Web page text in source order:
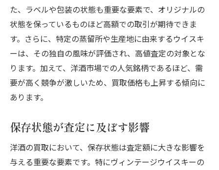
た、ラベルや包装の状態も重要な要素で、オリジナルの
状態を保っているものほど高額での取引が期待できま
す。さらに、特定の蒸留所や生産地に由来するウイスキ
ーは、その独自の風味が評価され、高値査定の対象とな
ります。加えて、洋酒市場での人気銘柄であるほど、需
要が高く競争が激しいため、買取価格も上昇する傾向に
あります。
保存状態が査定に及ぼす影響
洋酒の買取において、保存状態は査定額に大きな影響を
与える重要な要素です。特にヴィンテージウイスキーの